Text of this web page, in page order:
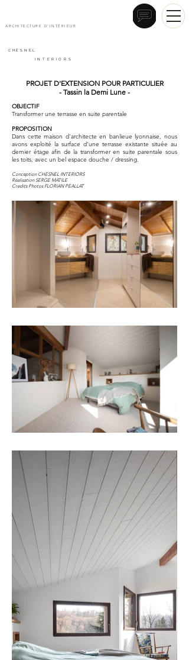
CHESNEL
INTERIORS
ARCHITECTURE D'INTÉRIEUR
PROJET D'EXTENSION POUR PARTICULIER
- Tassin la Demi Lune -
OBJECTIF
Transformer une terrasse en suite parentale
PROPOSITION
Dans cette maison d'architecte en banlieue lyonnaise, nous
avons exploité la surface d'une terrasse existante située au
dernier étage afin de la transformer en suite parentale sous
les toits, avec un bel espace douche / dressing.
Conception CHESNEL INTERIORS
Réalisation SERGE MATILE
Credits Photos FLORIAN PEALLAT